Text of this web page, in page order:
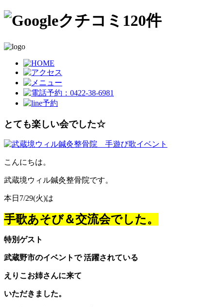
とても楽しい会でした☆
こんにちは。
武蔵境ウィル鍼灸整骨院です。
本日7/29(火)は
手歌あそび＆交流会でした。
特別ゲスト
武蔵野市のイベントで 活躍されている
えりこお姉さんに来て
いただきました。